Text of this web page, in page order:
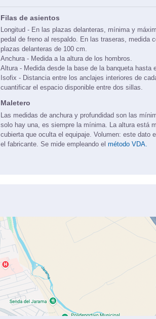
Filas de asientos
Longitud - En las plazas delanteras, mínima y
pedal de freno al respaldo. En las traseras, medida
plazas delanteras de 100 cm.
Anchura - Medida a la altura de los hombros.
Altura - Medida desde la base de la banqueta hasta
Isofix - Distancia entre los anclajes interiores de
cuantificar el espacio disponible entre dos sillas.
Maletero
Las medidas de anchura y profundidad son las
solo hay una, es siempre la mínima. La altura está
cubierta que oculta el equipaje. Volumen: este dato
el fabricante. Se mide empleando el método VDA.